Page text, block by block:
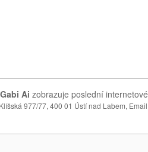
Gabi Ai zobrazuje poslední
977/77, 400 01 Ústí nad Labem,